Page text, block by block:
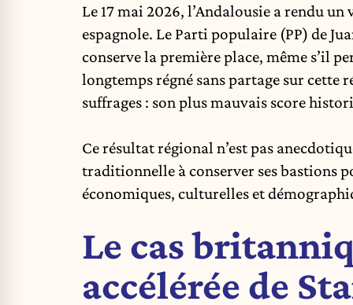
Le 17 mai 2026, l’Andalousie a rendu un
espagnole. Le Parti populaire (PP) de
conserve la première place, même s’il
longtemps régné sans partage sur cette
suffrages : son plus mauvais score
Ce résultat régional n’est pas
traditionnelle à conserver ses bastions
économiques, culturelles et
Le cas
accélérée de